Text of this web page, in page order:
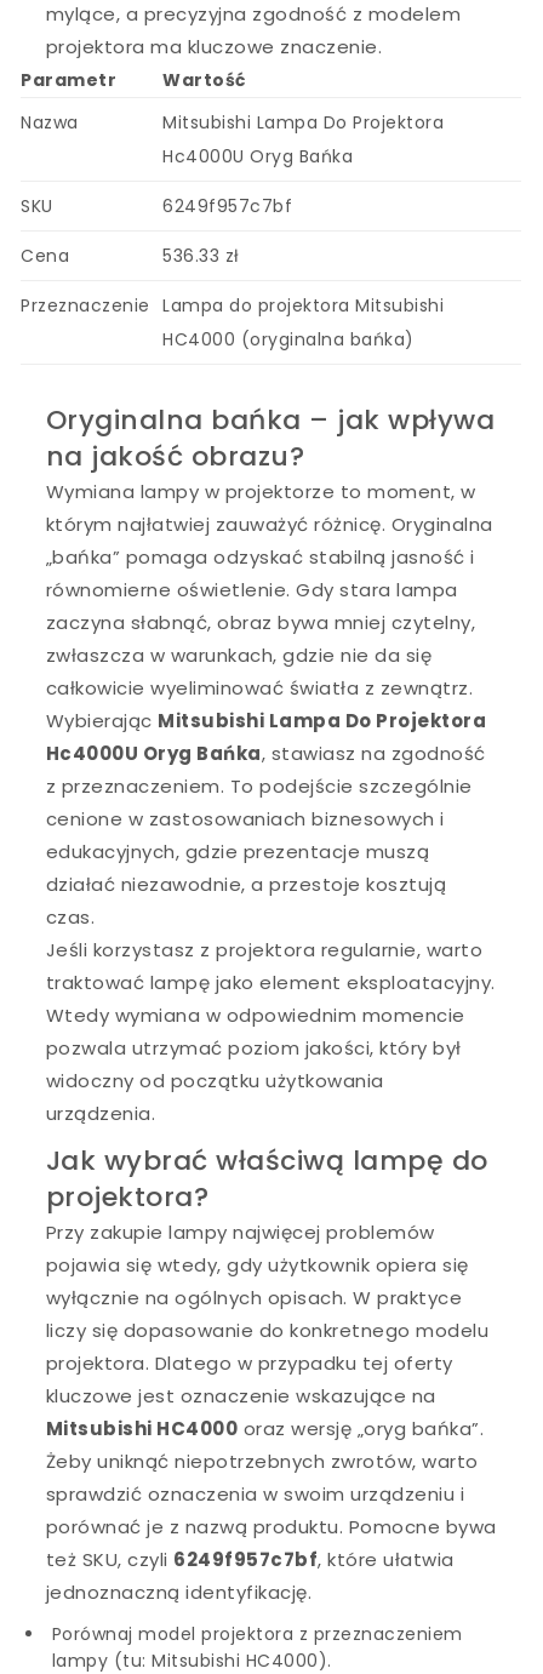
mylące, a precyzyjna zgodność z modelem
projektora ma kluczowe znaczenie.
Parametr
Wartość
Nazwa
Mitsubishi Lampa Do Projektora
Hc4000U Oryg Bańka
SKU 6249f957c7bf
Cena 536.33 zł
Przeznaczenie
Lampa do projektora Mitsubishi
HC4000 (oryginalna bańka)
Oryginalna bańka – jak wpływa
na jakość obrazu?
Wymiana lampy w projektorze to moment, w
którym najłatwiej zauważyć różnicę. Oryginalna
„bańka” pomaga odzyskać stabilną jasność i
równomierne oświetlenie. Gdy stara lampa
zaczyna słabnąć, obraz bywa mniej czytelny,
zwłaszcza w warunkach, gdzie nie da się
całkowicie wyeliminować światła z zewnątrz.
Wybierając Mitsubishi Lampa Do Projektora
Hc4000U Oryg Bańka, stawiasz na zgodność
z przeznaczeniem. To podejście szczególnie
cenione w zastosowaniach biznesowych i
edukacyjnych, gdzie prezentacje muszą
działać niezawodnie, a przestoje kosztują
czas.
Jeśli korzystasz z projektora regularnie, warto
traktować lampę jako element eksploatacyjny.
Wtedy wymiana w odpowiednim momencie
pozwala utrzymać poziom jakości, który był
widoczny od początku użytkowania
urządzenia.
Jak wybrać właściwą lampę do
projektora?
Przy zakupie lampy najwięcej problemów
pojawia się wtedy, gdy użytkownik opiera się
wyłącznie na ogólnych opisach. W praktyce
liczy się dopasowanie do konkretnego modelu
projektora. Dlatego w przypadku tej oferty
kluczowe jest oznaczenie wskazujące na
Mitsubishi HC4000 oraz wersję „oryg bańka”.
Żeby uniknąć niepotrzebnych zwrotów, warto
sprawdzić oznaczenia w swoim urządzeniu i
porównać je z nazwą produktu. Pomocne bywa
też SKU, czyli 6249f957c7bf, które ułatwia
jednoznaczną identyfikację.
Porównaj model projektora z przeznaczeniem
lampy (tu: Mitsubishi HC4000).